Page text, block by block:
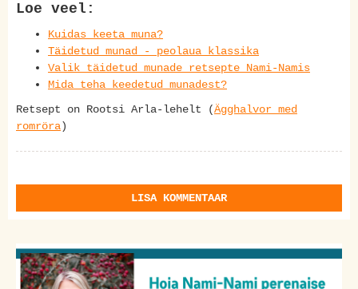
Loe veel:
Kuidas keeta muna?
Täidetud munad - peolaua klassika
Valik täidetud munade retsepte Nami-Namis
Mida teha keedetud munadest?
Retsept on Rootsi Arla-lehelt (Ägghalvor med
romröra)
LISA KOMMENTAAR